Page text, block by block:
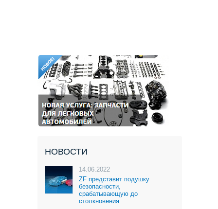
НОВОСТИ
14.06.2022
ZF представит подушку
безопасности,
срабатывающую до
столкновения